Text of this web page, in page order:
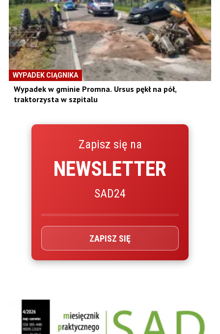
WYPADEK CIĄGNIKA
Wypadek w gminie Promna. Ursus pękł na pół,
traktorzysta w szpitalu
Zapisz się na
NEWSLETTER
SAD24
ZAPISZ SIĘ